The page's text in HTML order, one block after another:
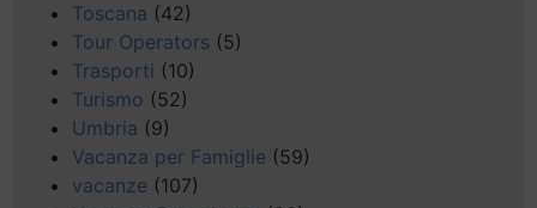
Toscana (42)
Tour Operators (5)
Trasporti (10)
Turismo (52)
Umbria (9)
Vacanza per Famiglie (59)
vacanze (107)